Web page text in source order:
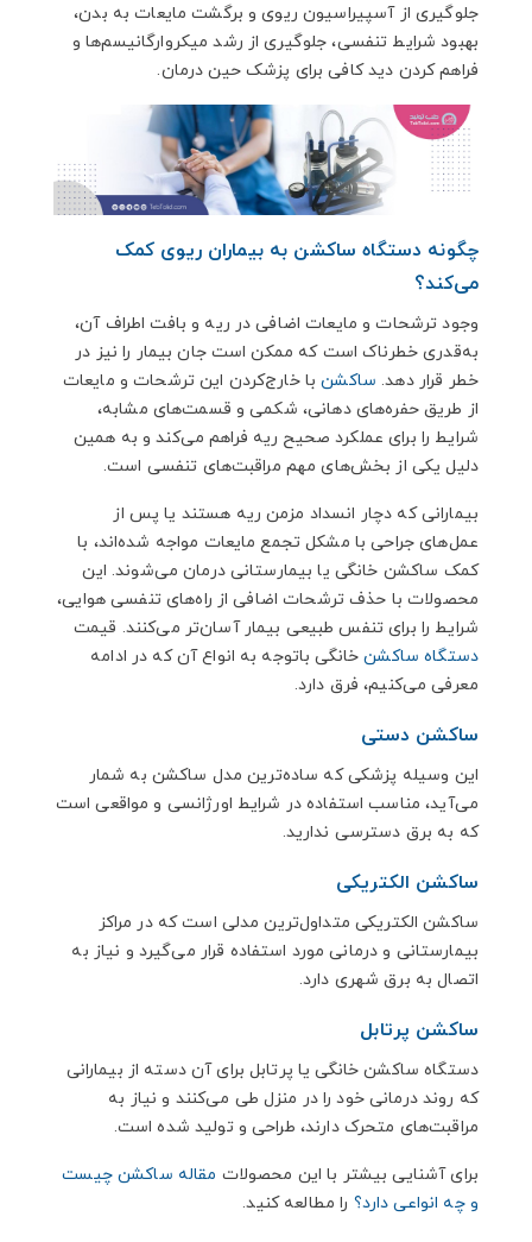
جلوگیری از آسپیراسیون ریوی و برگشت مایعات به بدن،
بهبود شرایط تنفسی، جلوگیری از رشد میکروارگانیسم‌ها و
فراهم کردن دید کافی برای پزشک حین درمان.
چگونه دستگاه ساکشن به بیماران ریوی کمک
می‌کند؟
وجود ترشحات و مایعات اضافی در ریه و بافت اطراف آن،
به‌قدری خطرناک است که ممکن است جان بیمار را نیز در
خطر قرار دهد. ساکشن با خارج‌کردن این ترشحات و مایعات
از طریق حفره‌های دهانی، شکمی و قسمت‌های مشابه،
شرایط را برای عملکرد صحیح ریه فراهم می‌کند و به همین
دلیل یکی از بخش‌های مهم مراقبت‌های تنفسی است.
بیمارانی که دچار انسداد مزمن ریه هستند یا پس از
عمل‌های جراحی با مشکل تجمع مایعات مواجه شده‌اند، با
کمک ساکشن خانگی یا بیمارستانی درمان می‌شوند. این
محصولات با حذف ترشحات اضافی از راه‌های تنفسی هوایی،
شرایط را برای تنفس طبیعی بیمار آسان‌تر می‌کنند. قیمت
دستگاه ساکشنخانگی باتوجه به انواع آن که در ادامه
معرفی می‌کنیم، فرق دارد.
ساکشن دستی
این وسیله پزشکی که ساده‌ترین مدل ساکشن به شمار
می‌آید، مناسب استفاده در شرایط اورژانسی و مواقعی است
که به برق دسترسی ندارید.
ساکشن الکتریکی
ساکشن الکتریکی متداول‌ترین مدلی است که در مراکز
بیمارستانی و درمانی مورد استفاده قرار می‌گیرد و نیاز به
اتصال به برق شهری دارد.
ساکشن پرتابل
دستگاه ساکشن خانگی یا پرتابل برای آن دسته از بیمارانی
که روند درمانی خود را در منزل طی می‌کنند و نیاز به
مراقبت‌های متحرک دارند، طراحی و تولید شده است.
برای آشنایی بیشتر با این محصولات مقاله ساکشن چیست
و چه انواعی دارد؟ را مطالعه کنید.